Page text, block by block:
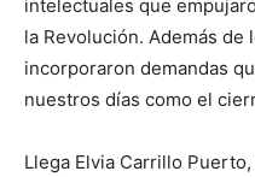
intelectuales que
la Revolución. Además
incorporaron demandas
nuestros días como el
Llega Elvia Carrillo